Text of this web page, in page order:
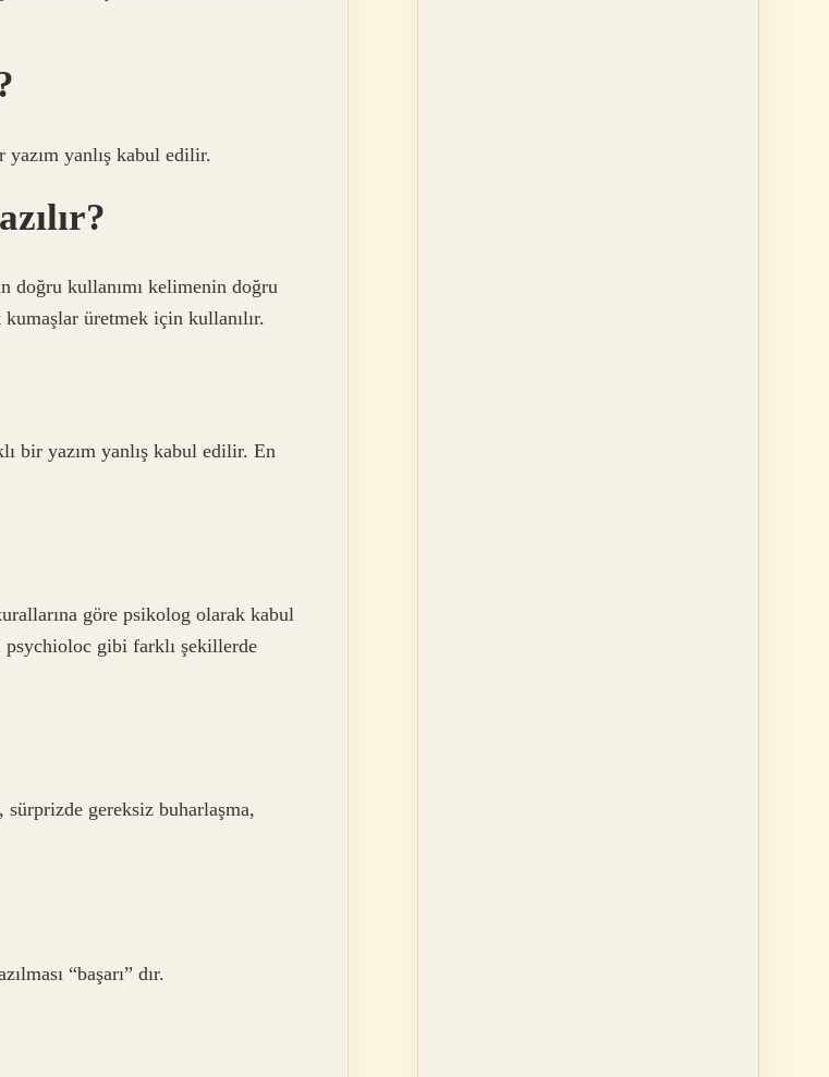
yazım yanlış kabul edilir.
doğru kullanımı kelimenin doğru
kumaşlar üretmek için kullanılır.
bir yazım yanlış kabul edilir. En
göre psikolog olarak kabul
gibi farklı şekillerde
gereksiz buharlaşma,
“başarı” dır.